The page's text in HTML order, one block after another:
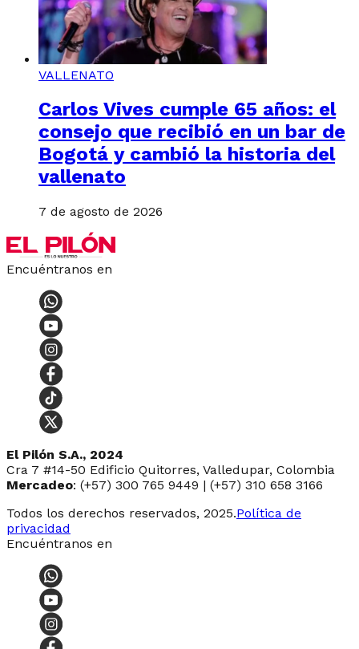
VALLENATO
Carlos Vives cumple 65 años: el
consejo que recibió en un bar de
Bogotá y cambió la historia del
vallenato
7 de agosto de 2026
Encuéntranos en
El Pilón S.A., 2024
Cra 7 #14-50 Edificio Quitorres, Valledupar, Colombia
Mercadeo: (+57) 300 765 9449 | (+57) 310 658 3166
Todos los derechos reservados, 2025.Política de
privacidad
Encuéntranos en